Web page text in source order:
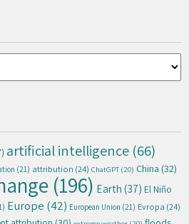
artificial intelligence (66)
(21) attribution (24) ChatGPT (20) China (32)
(196) Earth (37) El Niño
Europe (42) European Union (21) Evropa (24)